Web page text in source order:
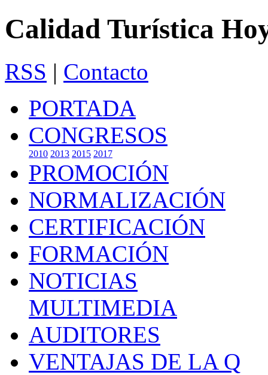
Calidad Turística
RSS | Contacto
PORTADA
CONGRESOS
2010 2013 2015 2017
PROMOCIÓN
NORMALIZACIÓN
CERTIFICACIÓN
FORMACIÓN
NOTICIAS
MULTIMEDIA
AUDITORES
VENTAJAS DE LA Q